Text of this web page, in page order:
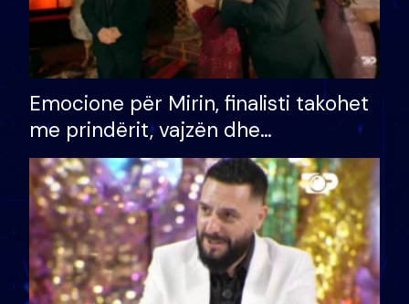
Emocione për Mirin, finalisti takohet
me prindërit, vajzën dhe
bashkëshorten: S’kemi ndonjë letër
divorci apo jo?